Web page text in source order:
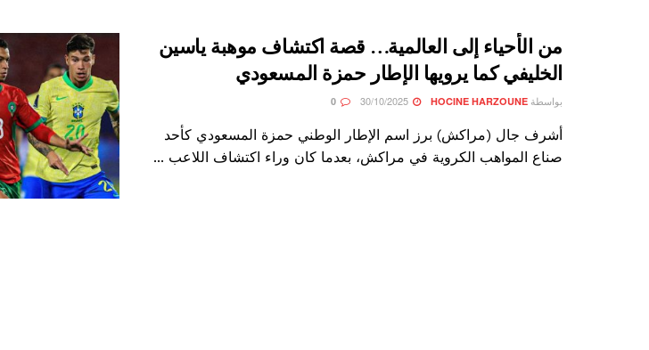
من الأحياء إلى العالمية… قصة اكتشاف موهبة ياسين
الخليفي كما يرويها الإطار حمزة المسعودي
بواسطة HOCINE HARZOUNE
أشرف جال (مراكش) برز اسم الإطار الوطني حمزة المسعودي كأحد
صناع المواهب الكروية في مراكش، بعدما كان وراء اكتشاف اللاعب ...